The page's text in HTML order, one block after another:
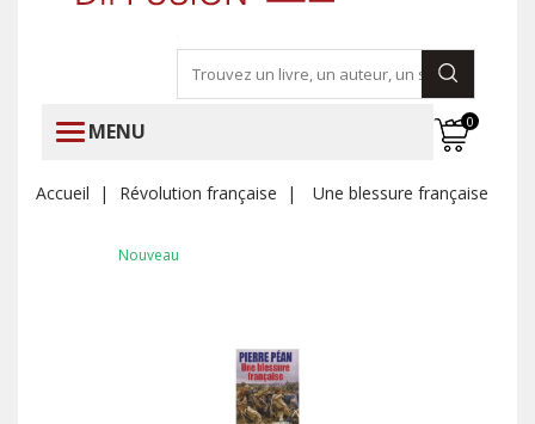
MENU 0
Accueil Révolution française Une blessure française
Nouveau